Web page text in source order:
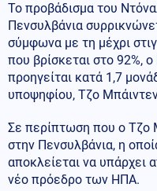
Το προβάδισμα του
Πενσυλβάνια
σύμφωνα με τη μέχρι
που βρίσκεται στο 92%,
προηγείται κατά 1,7
υποψηφίου, Τζο
Σε περίπτωση που ο Τζο
στην Πενσυλβάνια, η
αποκλείεται να υπάρχει
νέο πρόεδρο των ΗΠΑ.